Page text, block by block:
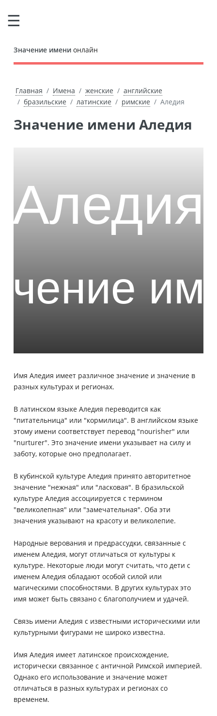
Значение имени онлайн
Главная Имена женские
английские
бразильские
латинские римские Аледия
Значение имени Аледия
Имя Аледия имеет различное значение и значение в
разных культурах и регионах.
В латинском языке Аледия переводится как
"питательница" или "кормилица". В английском языке
этому имени соответствует перевод "nourisher" или
"nurturer". Это значение имени указывает на силу и
заботу, которые оно предполагает.
В кубинской культуре Аледия принято авторитетное
значение "нежная" или "ласковая". В бразильской
культуре Аледия ассоциируется с термином
"великолепная" или "замечательная". Оба эти
значения указывают на красоту и великолепие.
Народные верования и предрассудки, связанные с
именем Аледия, могут отличаться от культуры к
культуре. Некоторые люди могут считать, что дети с
именем Аледия обладают особой силой или
магическими способностями. В других культурах это
имя может быть связано с благополучием и удачей.
Связь имени Аледия с известными историческими или
культурными фигурами не широко известна.
Имя Аледия имеет латинское происхождение,
исторически связанное с античной Римской империей.
Однако его использование и значение может
отличаться в разных культурах и регионах со
временем.